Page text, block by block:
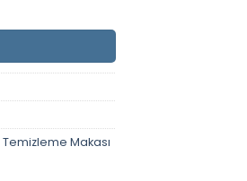
Temizleme Makası